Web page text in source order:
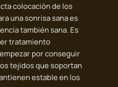
colocación de los
una sonrisa sana es
también sana. Es
tratamiento
por conseguir
tejidos que soportan
estable en los